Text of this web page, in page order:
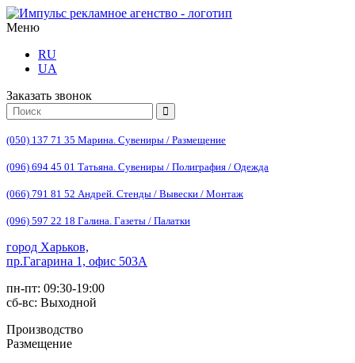
Меню
RU
UA
Заказать звонок
(050) 137 71 35 Марина. Сувениры / Размещение
(096) 694 45 01 Татьяна. Сувениры / Полиграфия / Одежда
(066) 791 81 52 Андрей. Стенды / Вывески / Монтаж
(096) 597 22 18 Галина. Газеты / Палатки
город Харьков,
пр.Гагарина 1, офис 503А
пн-пт: 09:30-19:00
сб-вс: Выходной
Производство
Размещение